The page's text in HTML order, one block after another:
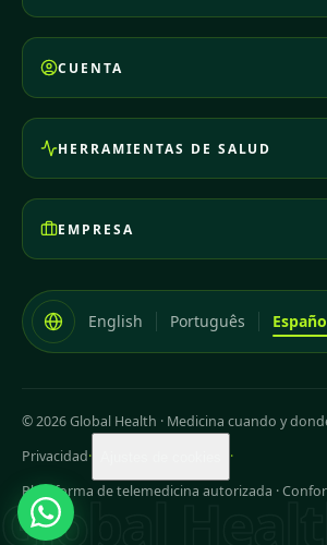
CUENTA
HERRAMIENTAS DE SALUD
EMPRESA
English Português
© 2026 Global Health · Medicina cuando y
Privacidad·
·
Plataforma de telemedicina autorizada ·
Global Health